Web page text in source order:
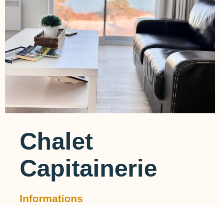
Chalet
Capitainerie
Informations